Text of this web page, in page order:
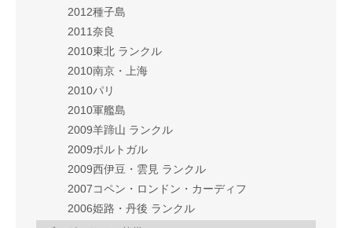
2012種子島
2011奈良
2010東北 ランクル
2010南京・上海
2010パリ
2010軍艦島
2009羊蹄山 ランクル
2009ポルトガル
2009西伊豆・雲見 ランクル
2007コペン・ロンドン・カーディフ
2006姫路・丹後 ランクル